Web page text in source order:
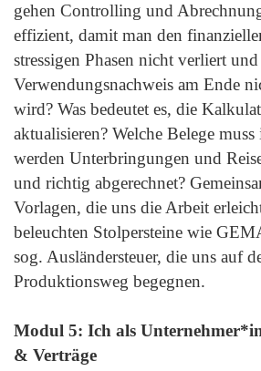
gehen Controlling und
effizient, damit man den
stressigen Phasen nicht verliert
Verwendungsnachweis am Ende
wird? Was bedeutet es, die
aktualisieren? Welche Belege
werden Unterbringungen und
und richtig abgerechnet?
Vorlagen, die uns die Arbeit
beleuchten Stolpersteine wie
sog. Ausländersteuer, die uns auf
Produktionsweg begegnen.
Modul 5: Ich als
& Verträge